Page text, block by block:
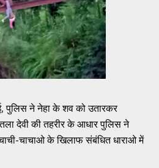
पुलिस ने नेहा के शव को उतारकर
देवी की तहरीर के आधार पुलिस ने
चाचाओ के खिलाफ संबंधित धाराओ में